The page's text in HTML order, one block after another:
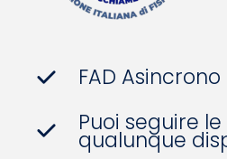
FAD Asincrono
Puoi seguire
qualunque